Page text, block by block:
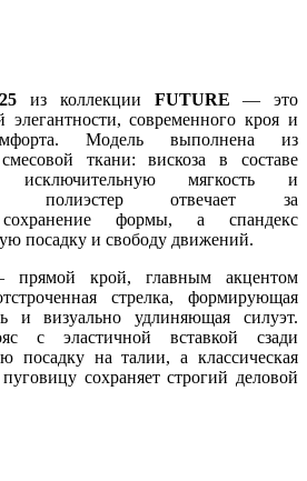
из коллекции FUTURE — это
элегантности, современного кроя и
Модель выполнена из
ткани: вискоза в составе
исключительную мягкость и
полиэстер отвечает за
сохранение формы, а спандекс
посадку и свободу движений.
крой, главным акцентом
стрелка, формирующая
и визуально удлиняющая силуэт.
с эластичной вставкой сзади
посадку на талии, а классическая
сохраняет строгий деловой